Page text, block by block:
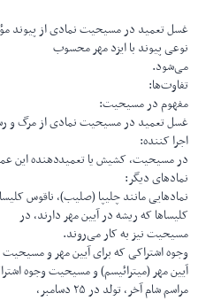
غسل تعمید در مسیحیت نمادی از پیوند
نوعی پیوند با ایزد مهر محسوب
می‌شود.
تفاوت‌ها:
مفهوم در مسیحیت:
غسل تعمید در مسیحیت نمادی از مرگ و
اجرا کننده:
در مسیحیت، کشیش یا تعمیددهنده این
نمادهای دیگر:
نمادهایی مانند چلیپا (صلیب)، ناقوس
کلیساها که ریشه در آیین مهر دارند، در
مسیحیت نیز به کار می‌روند.
وجوه اشتراکی که برای آیین مهر و مسیحیت
آیین مهر (میترائیسم) و مسیحیت وجوه
مراسم شام آخر، تولد در ۲۵ دسامبر،